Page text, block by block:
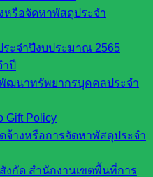
หรือจัดหาพัสดุประจำ
ระจำปีงบประมาณ 2565
ปี
ฒนาทรัพยากรบุคคลประจำ
Gift Policy
จ้างหรือการจัดหาพัสดุประจำ
งกัด สำนักงานเขตพื้นที่การ